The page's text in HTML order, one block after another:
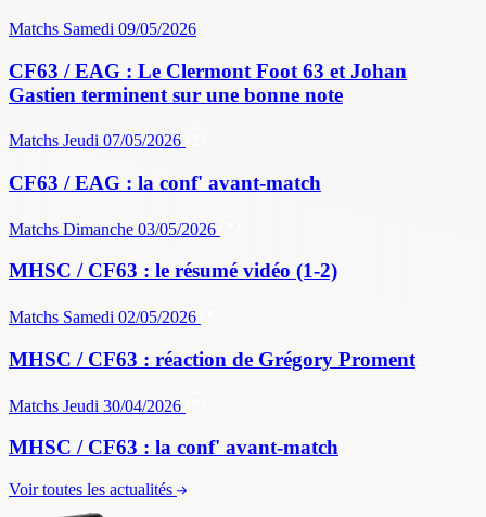
Matchs Samedi 09/05/2026
CF63 / EAG : Le Clermont Foot 63 et Johan
Gastien terminent sur une bonne note
Matchs Jeudi 07/05/2026
CF63 / EAG : la conf' avant-match
Matchs Dimanche 03/05/2026
MHSC / CF63 : le résumé vidéo (1-2)
Matchs Samedi 02/05/2026
MHSC / CF63 : réaction de Grégory Proment
Matchs Jeudi 30/04/2026
MHSC / CF63 : la conf' avant-match
Voir toutes les actualités